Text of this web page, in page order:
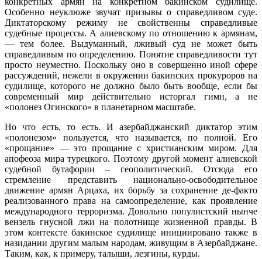
Особенно неуклюже звучат призывы о справедливом суде.
Диктаторскому режиму не свойственны справедливые
судебные процессы. А алиевскому по отношению к армянам,
— тем более. Выдуманный, лживый суд не может быть
справедливым по определению. Понятие справедливости тут
просто неуместно. Поскольку оно в совершенно иной сфере
рассуждений, нежели в окружении бакинских прокуроров на
судилище, которого не должно было быть вообще, если бы
современный мир действительно исторгал гимн, а не
«полонез Огинского» в планетарном масштабе.
Но что есть, то есть. И азербайджанский диктатор этим
«полонезом» пользуется, что называется, по полной. Его
«прощание» — это прощание с христианским миром. Для
апофеоза мира турецкого. Поэтому другой момент алиевской
судебной бутафории – геополитический. Отсюда его
стремление представить национально-освободительное
движение армян Арцаха, их борьбу за сохранение де-факто
реализованного права на самоопределение, как проявление
международного терроризма. Довольно популистский нынче
вензель гнусной лжи на полотнище жизненной правды. В
этом контексте бакинское судилище инициировано также в
назидании другим малым народам, живущим в Азербайджане.
Таким, как, к примеру, талыши, лезгины, курды.